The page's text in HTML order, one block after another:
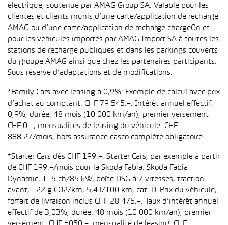
électrique, soutenue par AMAG Group SA. Valable pour les
clientes et clients munis d’une carte/application de recharge
AMAG ou d’une carte/application de recharge chargeOn et
pour les véhicules importés par AMAG Import SA à toutes les
stations de recharge publiques et dans les parkings couverts
du groupe AMAG ainsi que chez les partenaires participants.
Sous réserve d’adaptations et de modifications.
*Family Cars avec leasing à 0,9%: Exemple de calcul avec prix
d’achat au comptant: CHF 79 545.–. Intérêt annuel effectif:
0,9%, durée: 48 mois (10 000 km/an), premier versement
CHF 0.–, mensualités de leasing du véhicule: CHF
888.27/mois, hors assurance casco complète obligatoire.
*Starter Cars dès CHF 199.–: Starter Cars, par exemple à partir
de CHF 199.–/mois pour la Skoda Fabia: Skoda Fabia
Dynamic, 115 ch/85 kW, boîte DSG à 7 vitesses, traction
avant, 122 g CO2/km, 5,4 l/100 km, cat. D. Prix du véhicule,
forfait de livraison inclus CHF 28 475.–. Taux d’intérêt annuel
effectif de 3,03%, durée: 48 mois (10 000 km/an), premier